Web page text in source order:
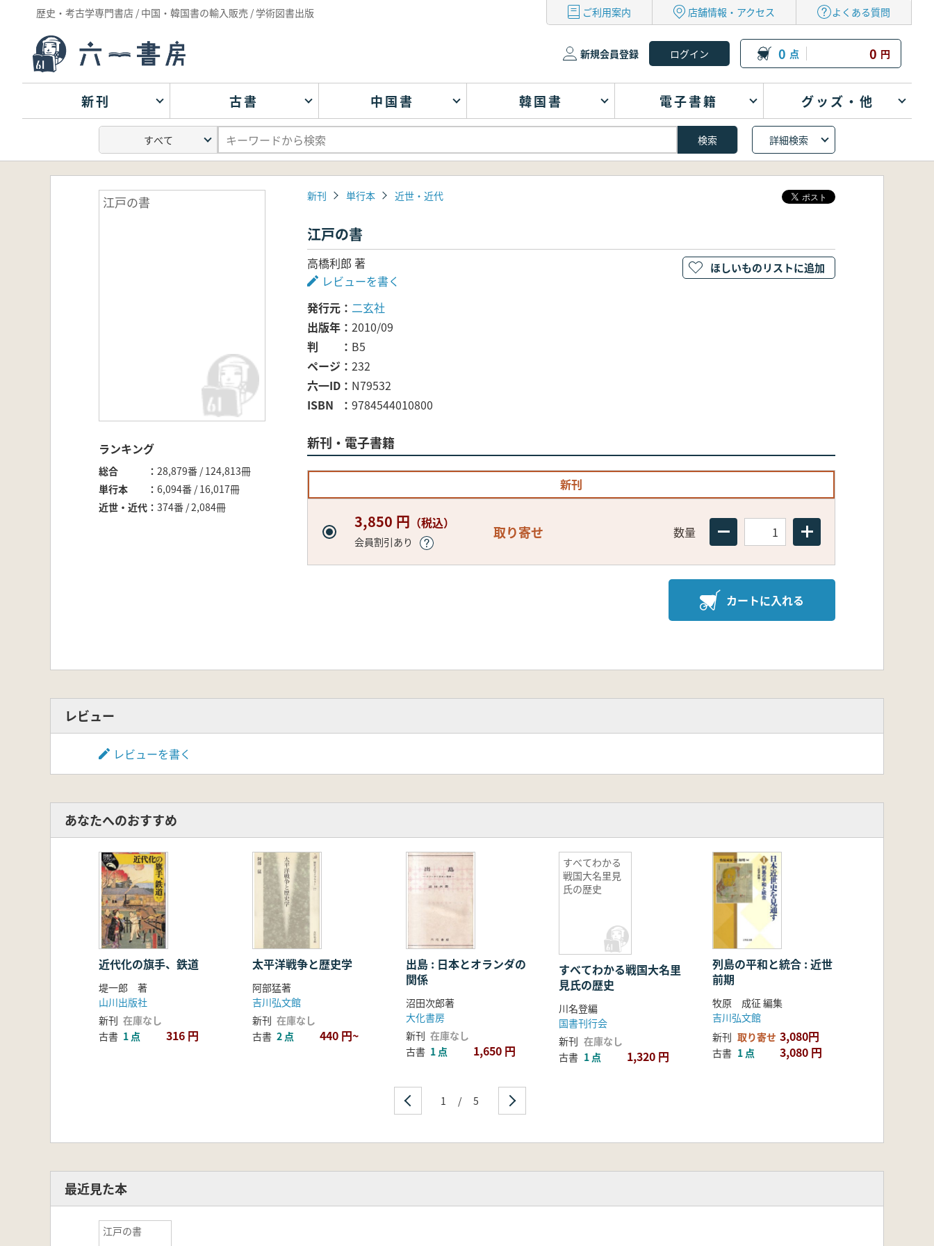
歴史・考古学専門書店 / 中国・韓国書の輸入販売 / 学術図書出版 ご利用案内 店舗情報・アクセス よくある質問
新規会員登録 0 点 0 円
新刊 古書 中国書 韓国書 電子書籍 グッズ・他
詳細検索
江戸の書
ランキング
総合
28,879番 / 124,813冊
単行本
6,094番 / 16,017冊
近世・近代
374番 / 2,084冊
新刊 単行本 近世・近代
江戸の書
高橋利郎 著
レビューを書く
発行元
二玄社
出版年
2010/09
判
B5
ページ
232
六一ID
N79532
ISBN
9784544010800
新刊・電子書籍
新刊
3,850 円 （税込）
会員割引あり
取り寄せ 数量
カートに入れる
ほしいものリストに追加
レビュー
レビューを書く
あなたへのおすすめ
近代化の旗手、鉄道
堤一郎 著
山川出版社
新刊 在庫なし
古書 1 点 316 円
太平洋戦争と歴史学
阿部猛著
吉川弘文館
新刊 在庫なし
古書 2 点 440 円~
出島 : 日本とオランダの
関係
沼田次郎著
大化書房
新刊 在庫なし
古書 1 点 1,650 円
すべてわかる
戦国大名里見
氏の歴史
すべてわかる戦国大名里
見氏の歴史
川名登編
国書刊行会
新刊 在庫なし
古書 1 点 1,320 円
列島の平和と統合 : 近世
前期
牧原 成征 編集
吉川弘文館
新刊 取り寄せ 3,080円
古書 1 点 3,080 円
1 / 5
最近見た本
江戸の書